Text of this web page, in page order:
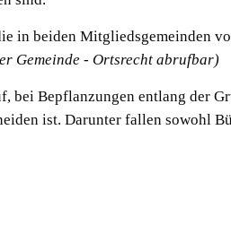
in beiden Mitgliedsgemeinden
Gemeinde - Ortsrecht abrufbar)
bei Bepflanzungen entlang der
ist. Darunter fallen sowohl